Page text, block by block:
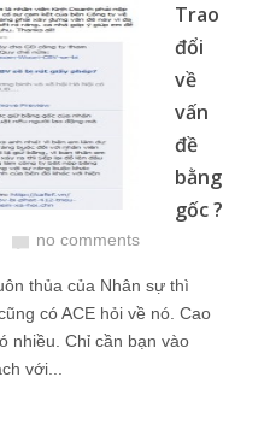
Trao
đổi
về
vấn
đề
bằng
gốc ?
no comments
thủa của Nhân sự thì
có ACE hỏi về nó. Cao
nhiều. Chỉ cần bạn vào
với...